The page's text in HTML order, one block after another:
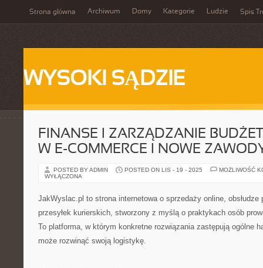
Strona główna Archiwum Domy Kategorie Ludzie Spis
WYSOKI SĄDZIE
FINANSE I ZARZĄDZANIE
W E-COMMERCE I NOWE
POSTED BY ADMIN POSTED ON LIS - 19 - 2025
MOŻLIWOŚĆ
WYŁĄCZONA
JakWyslac.pl to strona internetowa o sprzedaży online, obsłudze
przesyłek kurierskich, stworzony z myślą o praktykach osób
To platforma, w którym konkretne rozwiązania zastępują ogólne
może rozwinąć swoją logistykę.